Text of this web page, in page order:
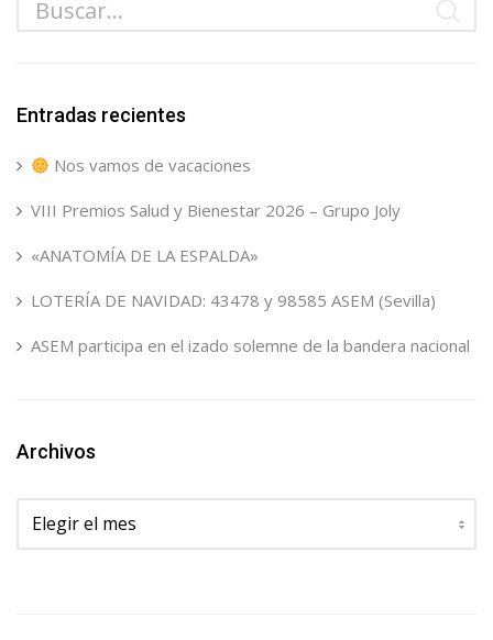
Entradas recientes
Nos vamos de vacaciones
VIII Premios Salud y Bienestar 2026 – Grupo Joly
«ANATOMÍA DE LA ESPALDA»
LOTERÍA DE NAVIDAD: 43478 y 98585 ASEM (Sevilla)
ASEM participa en el izado solemne de la bandera nacional
Archivos
Archivos